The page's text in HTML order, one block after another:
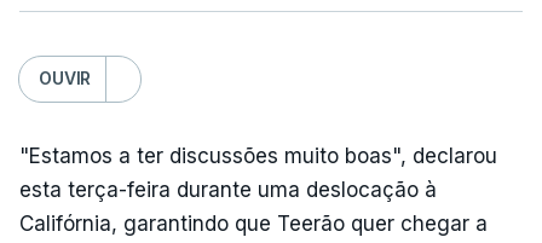
OUVIR
"Estamos a ter discussões muito boas", declarou
esta terça-feira durante uma deslocação à
Califórnia, garantindo que Teerão quer chegar a